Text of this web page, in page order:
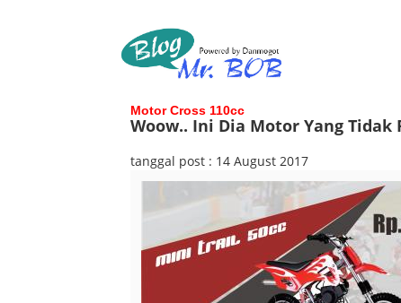
Motor Cross 110cc
Woow.. Ini Dia Motor Yang Tidak
tanggal post : 14 August 2017